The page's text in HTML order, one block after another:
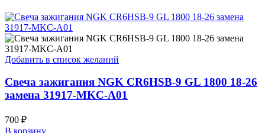
Добавить в список желаний
Свеча зажигания NGK CR6HSB-9 GL 1800 18-26
замена 31917-MKC-A01
700 ₽